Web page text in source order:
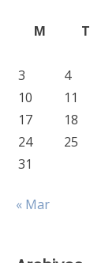
M
T
3
4
10
11
17
18
24
25
31
« Mar